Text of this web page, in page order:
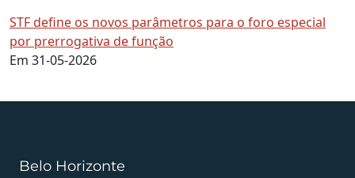
STF define os novos parâmetros para o foro especial
por prerrogativa de função
Em 31-05-2026
Belo Horizonte